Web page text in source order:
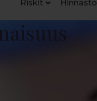
Riskit Hinnasto